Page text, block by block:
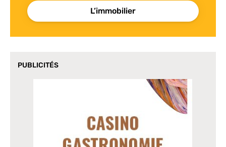
L’immobilier
PUBLICITÉS